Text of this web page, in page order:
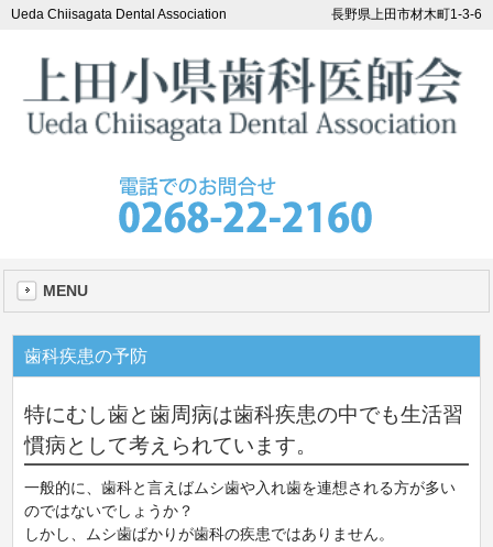
Ueda Chiisagata Dental Association 長野県上田市材木町1-3-6
MENU
歯科疾患の予防
特にむし歯と歯周病は歯科疾患の中でも生活習
慣病として考えられています。
一般的に、歯科と言えばムシ歯や入れ歯を連想される方が多い
のではないでしょうか？
しかし、ムシ歯ばかりが歯科の疾患ではありません。